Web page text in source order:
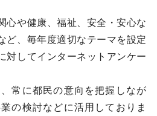
や健康、福祉、安全・安心な
ど、毎年度適切なテーマを設定
対してインターネットアンケー
常に都民の意向を把握しなが
の検討などに活用しておりま